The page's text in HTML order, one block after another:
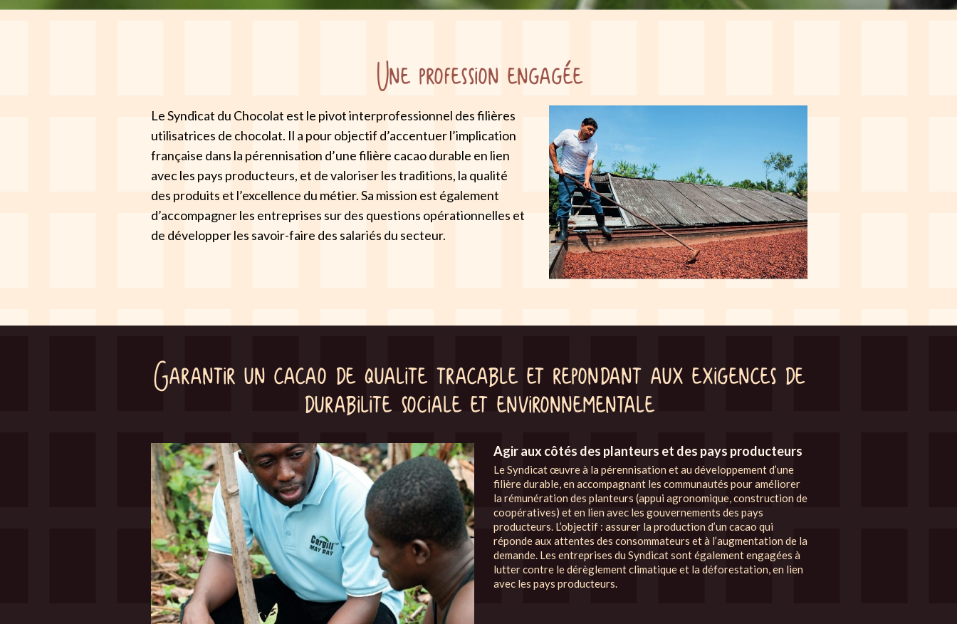
Une profession engagée
Le Syndicat du Chocolat est le pivot interprofessionnel des filières
utilisatrices de chocolat. Il a pour objectif d’accentuer l’implication
française dans la pérennisation d’une filière cacao durable en lien
avec les pays producteurs, et de valoriser les traditions, la qualité
des produits et l’excellence du métier. Sa mission est également
d’accompagner les entreprises sur des questions opérationnelles et
de développer les savoir-faire des salariés du secteur.
Garantir un cacao de qualite tracable et repondant aux exigences de
durabilite sociale et environnementale
Agir aux côtés des planteurs et des pays producteurs
Le Syndicat œuvre à la pérennisation et au développement d’une
filière durable, en accompagnant les communautés pour améliorer
la rémunération des planteurs (appui agronomique, construction de
coopératives) et en lien avec les gouvernements des pays
producteurs. L’objectif : assurer la production d’un cacao qui
réponde aux attentes des consommateurs et à l’augmentation de la
demande. Les entreprises du Syndicat sont également engagées à
lutter contre le dérèglement climatique et la déforestation, en lien
avec les pays producteurs.